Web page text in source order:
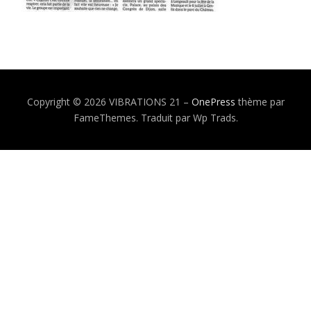
Copyright © 2026 VIBRATIONS 21 – OnePress thème par
FameThemes. Traduit par Wp Trads.